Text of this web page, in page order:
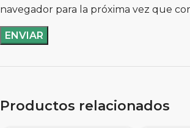
navegador para la próxima vez que
Productos relacionados